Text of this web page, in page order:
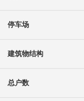
停车场
建筑物结构
总户数